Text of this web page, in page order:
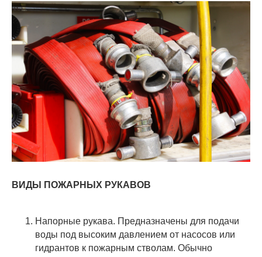
ВИДЫ ПОЖАРНЫХ РУКАВОВ
Напорные рукава. Предназначены для подачи
воды под высоким давлением от насосов или
гидрантов к пожарным стволам. Обычно